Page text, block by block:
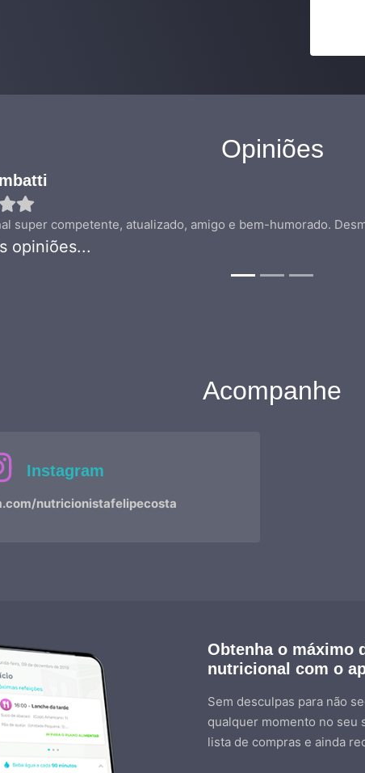
Opiniões
super competente, atualizado, amigo e bem-humorado.
opiniões...
Acompanhe
Instagram
nutricionistafelipecosta
Obtenha o máximo
nutricional com o
Sem desculpas para não
qualquer momento no seu
lista de compras e ainda